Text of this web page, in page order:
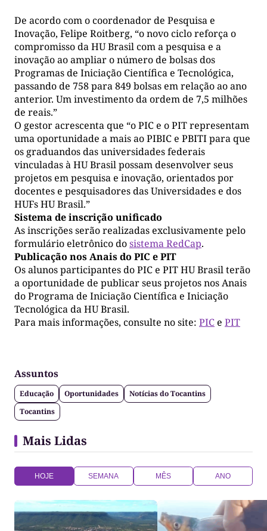
De acordo com o coordenador de Pesquisa e
Inovação, Felipe Roitberg, “o novo ciclo reforça o
compromisso da HU Brasil com a pesquisa e a
inovação ao ampliar o número de bolsas dos
Programas de Iniciação Científica e Tecnológica,
passando de 758 para 849 bolsas em relação ao ano
anterior. Um investimento da ordem de 7,5 milhões
de reais.”
O gestor acrescenta que “o PIC e o PIT representam
uma oportunidade a mais ao PIBIC e PBITI para que
os graduandos das universidades federais
vinculadas à HU Brasil possam desenvolver seus
projetos em pesquisa e inovação, orientados por
docentes e pesquisadores das Universidades e dos
HUFs HU Brasil.”
Sistema de inscrição unificado
As inscrições serão realizadas exclusivamente pelo
formulário eletrônico dosistema RedCap.
Publicação nos Anais do PIC e PIT
Os alunos participantes do PIC e PIT HU Brasil terão
a oportunidade de publicar seus projetos nos Anais
do Programa de Iniciação Científica e Iniciação
Tecnológica da HU Brasil.
Para mais informações, consulte no site: PICe PIT
Assuntos
Educação Oportunidades
Notícias do Tocantins
Tocantins
Mais Lidas
HOJE SEMANA MÊS ANO